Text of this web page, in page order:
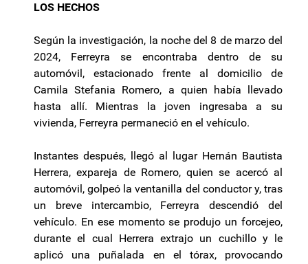
LOS HECHOS
Según la investigación, la noche del 8 de marzo del
2024, Ferreyra se encontraba dentro de su
automóvil, estacionado frente al domicilio de
Camila Stefania Romero, a quien había llevado
hasta allí. Mientras la joven ingresaba a su
vivienda, Ferreyra permaneció en el vehículo.
Instantes después, llegó al lugar Hernán Bautista
Herrera, expareja de Romero, quien se acercó al
automóvil, golpeó la ventanilla del conductor y, tras
un breve intercambio, Ferreyra descendió del
vehículo. En ese momento se produjo un forcejeo,
durante el cual Herrera extrajo un cuchillo y le
aplicó una puñalada en el tórax, provocando